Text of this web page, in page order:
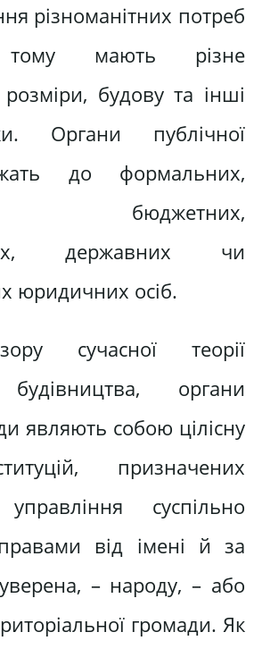
різноманітних потреб
мають різне
будову та інші
Органи публічної
до формальних,
бюджетних,
державних чи
юридичних осіб.
сучасної теорії
органи
являють собою цілісну
призначених
суспільно
від імені й за
– народу, – або
громади. Як